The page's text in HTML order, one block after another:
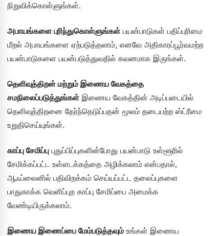
நிறுவிக்கொள்ளுங்கள்.
அபாயங்களை புரிந்துகொள்ளுங்கள் பயன்பாடுகள் பதிப்புரிமை
மீறல் அபாயங்களை ஏற்படுத்தலாம், எனவே அதிகாரப்பூர்வமற்ற
பயன்பாடுகளை பயன்படுத்துவதில் கவனமாக இருங்கள்.
தெளிவுத்திறன் மற்றும் இணைய வேகத்தை
சமநிலைப்படுத்துங்கள் இணைய வேகத்தின் அடிப்படையில்
தெளிவுத்திறனை தேர்ந்தெடுப்பதன் மூலம் தடையற்ற ஸ்ட்ரீமை
உறுதிசெய்யுங்கள்.
காப்பு சேமிப்பு புதுப்பிப்புகளின்போது பயன்பாடு உள்ளூரில்
சேமிக்கப்பட்ட உள்ளடக்கத்தை அழிக்கலாம் என்பதால்,
ஆஃப்லைனில் பதிவிறக்கம் செய்யப்பட்ட தலைப்புகளை
பாதுகாக்க வெளிப்புற காப்பு சேமிப்பை அமைக்க
வேண்டியிருக்கலாம்.
இணைய இணைப்பை மேம்படுத்தவும் உங்கள் இணைய